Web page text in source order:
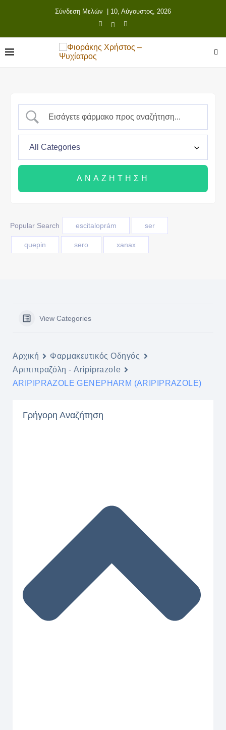
Σύνδεση Μελών | 10, Αύγουστος, 2026
Popular Search escitaloprám ser
quepin sero xanax
View Categories
Αρχική
Φαρμακευτικός Οδηγός
Αριπιπραζόλη - Aripiprazole
ARIPIPRAZOLE GENEPHARM (ARIPIPRAZOLE)
Γρήγορη Αναζήτηση